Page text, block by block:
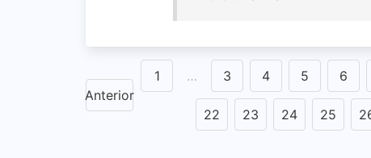
Anterior
1 … 3 4 5 6
22 23 24 25